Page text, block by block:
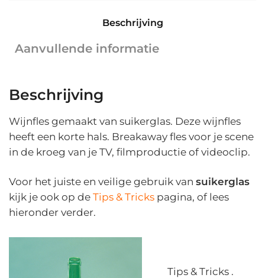
29
ø
cm
aantal
Beschrijving
Aanvullende informatie
Beschrijving
Wijnfles gemaakt van suikerglas. Deze wijnfles
heeft een korte hals. Breakaway fles voor je scene
in de kroeg van je TV, filmproductie of videoclip.
Voor het juiste en veilige gebruik van suikerglas
kijk je ook op de Tips & Tricks pagina, of lees
hieronder verder.
Tips & Tricks .